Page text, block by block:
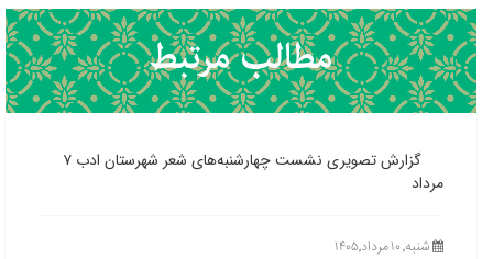
گزارش تصویری نشست چهارشنبه‌های شعر شهرستان ادب ۷
مرداد
شنبه, ۱۰ مرداد,۱۴۰۵